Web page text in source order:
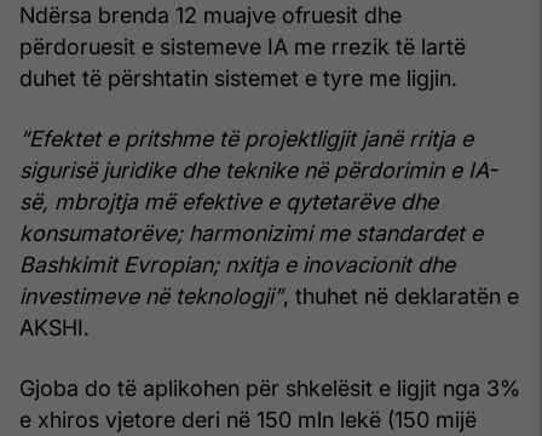
Ndërsa brenda 12 muajve ofruesit dhe
përdoruesit e sistemeve IA me rrezik të lartë
duhet të përshtatin sistemet e tyre me ligjin.
“Efektet e pritshme të projektligjit janë rritja e
sigurisë juridike dhe teknike në përdorimin e IA-
së, mbrojtja më efektive e qytetarëve dhe
konsumatorëve; harmonizimi me standardet e
Bashkimit Evropian; nxitja e inovacionit dhe
investimeve në teknologji”, thuhet në deklaratën e
AKSHI.
Gjoba do të aplikohen për shkelësit e ligjit nga 3%
e xhiros vjetore deri në 150 mln lekë (150 mijë